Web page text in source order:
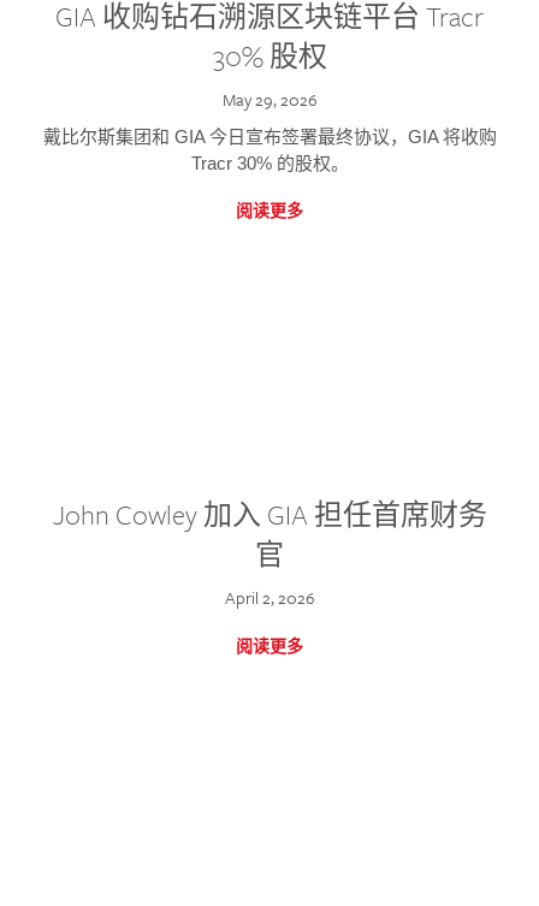
GIA 收购钻石溯源区块链平台 Tracr
30% 股权
May 29, 2026
戴比尔斯集团和 GIA 今日宣布签署最终协议，GIA 将收购
Tracr 30% 的股权。
阅读更多
John Cowley 加入 GIA 担任首席财务
官
April 2, 2026
阅读更多